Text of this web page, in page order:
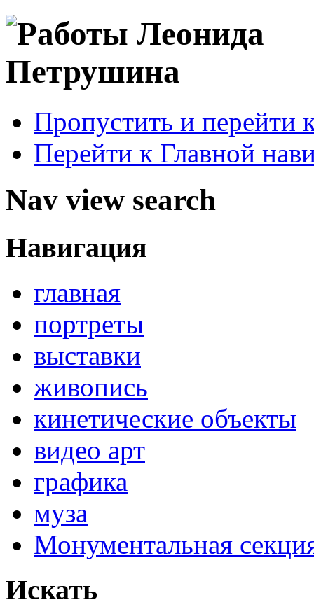
Пропустить и перейти
Перейти к Главной
Nav view search
Навигация
главная
портреты
выставки
живопись
кинетические объекты
видео арт
графика
муза
Монументальная
Искать